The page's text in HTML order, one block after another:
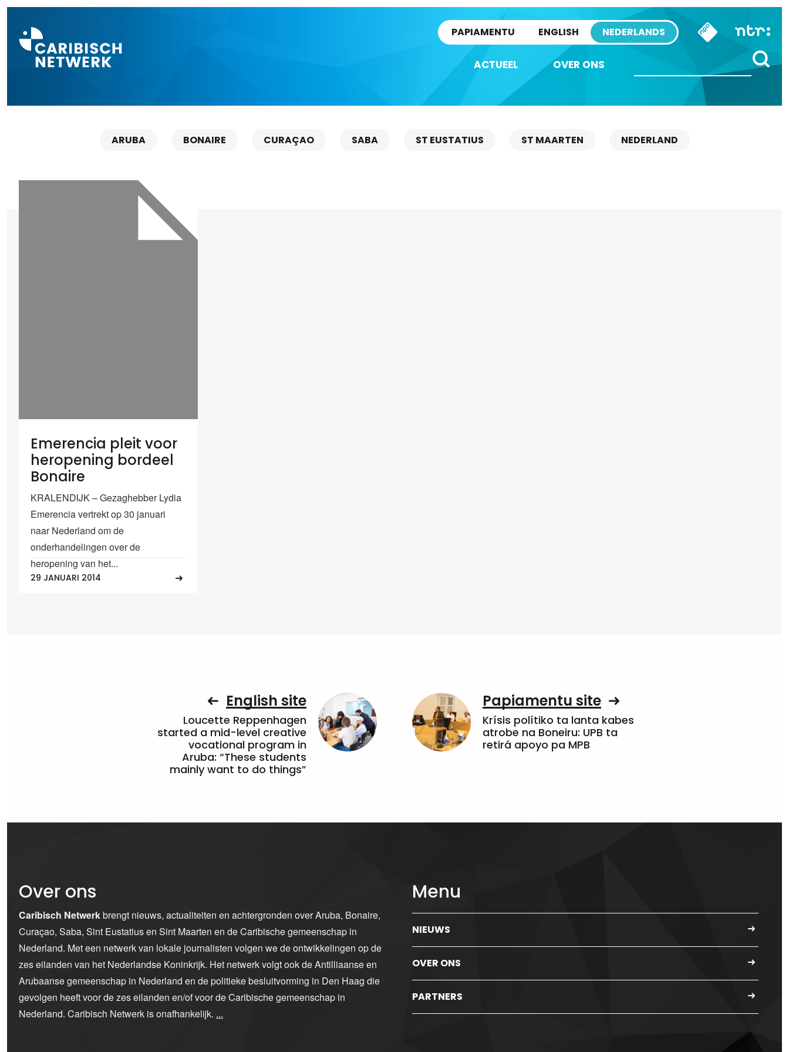
PAPIAMENTU ENGLISH NEDERLANDS
ACTUEEL OVER ONS
ARUBA BONAIRE CURAÇAO SABA ST EUSTATIUS ST MAARTEN NEDERLAND
Emerencia pleit voor
heropening bordeel
Bonaire
KRALENDIJK – Gezaghebber Lydia
Emerencia vertrekt op 30 januari
naar Nederland om de
onderhandelingen over de
heropening van het...
29 JANUARI 2014
English site
Loucette Reppenhagen
started a mid-level creative
vocational program in
Aruba: “These students
mainly want to do things”
Papiamentu site
Krísis polítiko ta lanta kabes
atrobe na Boneiru: UPB ta
retirá apoyo pa MPB
Over ons
Caribisch Netwerkbrengt nieuws, actualiteiten en achtergronden over Aruba, Bonaire,
Curaçao, Saba, Sint Eustatius en Sint Maarten en de Caribische gemeenschap in
Nederland. Met een netwerk van lokale journalisten volgen we de ontwikkelingen op de
zes eilanden van het Nederlandse Koninkrijk. Het netwerk volgt ook de Antilliaanse en
Arubaanse gemeenschap in Nederland en de politieke besluitvorming in Den Haag die
gevolgen heeft voor de zes eilanden en/of voor de Caribische gemeenschap in
Nederland. Caribisch Netwerk is onafhankelijk. ...
Menu
NIEUWS
OVER ONS
PARTNERS